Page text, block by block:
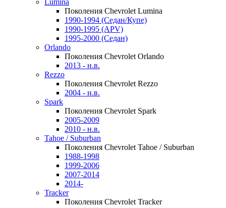
Lumina
Поколения Chevrolet Lumina
1990-1994 (Седан/Купе)
1990-1995 (APV)
1995-2000 (Седан)
Orlando
Поколения Chevrolet Orlando
2013 - н.в.
Rezzo
Поколения Chevrolet Rezzo
2004 - н.в.
Spark
Поколения Chevrolet Spark
2005-2009
2010 - н.в.
Tahoe / Suburban
Поколения Chevrolet Tahoe / Suburban
1988-1998
1999-2006
2007-2014
2014-
Tracker
Поколения Chevrolet Tracker